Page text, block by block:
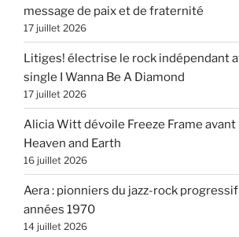
message de paix et de fraternité
17 juillet 2026
Litiges! électrise le rock indépendant
single I Wanna Be A Diamond
17 juillet 2026
Alicia Witt dévoile Freeze Frame
Heaven and Earth
16 juillet 2026
Aera : pionniers du jazz-rock
années 1970
14 juillet 2026